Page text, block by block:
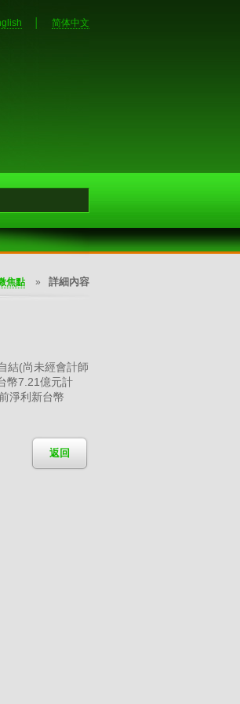
简体中文
焦點 » 詳細內容
結(尚未經會計師
幣7.21億元計
淨利新台幣
返回